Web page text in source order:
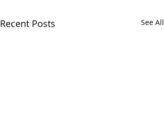
Recent Posts See All